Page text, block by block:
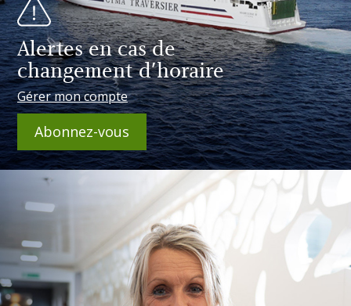
Alertes en cas de
changement d'horaire
Gérer mon compte
Abonnez-vous